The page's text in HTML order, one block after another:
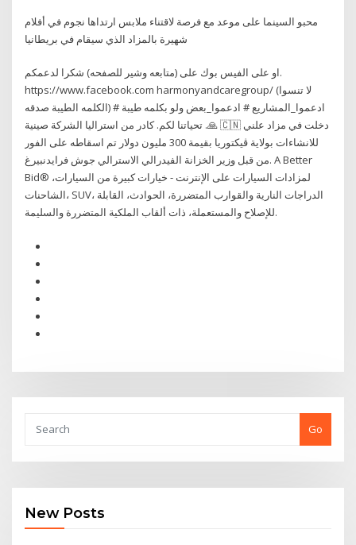
محبو السينما على موعد مع فرصة لاقتناء ملابس ارتداها نجوم في أفلام
شهيرة بالمزاد الذي سيقام في بريطانيا
او على الفيس بوك على (متابعه وشير للصفحه) شكرا لدعمكم.
https://www.facebook.com harmonyandcaregroup/ (لا تنسوا
الكلمه الطيبة صدقه) # ادعموا_المشاريع # ادعموا_بعض ولو بكلمه طيبة
🙏. تحياتنا لكم. كادر من استراليا الشركة صينية 🇨🇳 دخلت في مزاد علني
للانشاءات بولاية ڤيكتوريا بقيمة 300 مليون دولار تم اسقاطه على الفور
من قبل وزير الخزانة الفيدرالي الاسترالي جوش فرايدنبيرغ. A Better
Bid® لمزادات السيارات على الإنترنت - خيارات كبيرة من السيارات،
الشاحنات، SUV، الدراجات النارية والقوارب المتضررة، الحوادث، القابلة
للإصلاح والمستعملة، ذات ألقاب الملكية المتضررة والسليمة.
Go
New Posts